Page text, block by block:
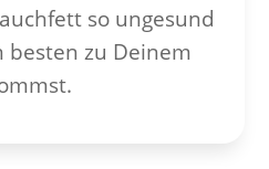
so ungesund
zu Deinem